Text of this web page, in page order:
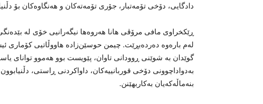
دادگایی، دۆخی تۆمەتبار، جۆری تۆمەتەکان و هەنگاوەکان بۆ
ڕێکخراوی مافی مرۆڤی هانا هەروەها نیگەرانیی خۆی لە
لەم بارەوە دەردەبڕێت. چیمن حوسێن‌زادە هاووڵاتیی کۆماری
گوێدان بە شوێنی ڕوودانی تاوان، پێویست بوو هەموو توانای
بەدواداچوونی دۆخی قوربانییەکان، داواکردنی ڕاستی،
بنەماڵەکەیان بەکاربهێنن.